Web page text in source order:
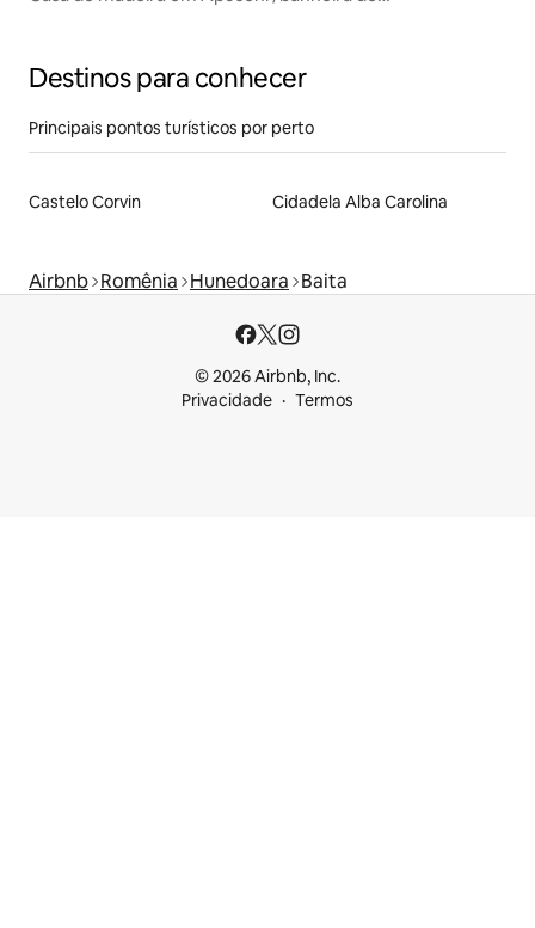
Destinos para conhecer
Principais pontos turísticos por perto
Castelo Corvin Cidadela Alba Carolina
Airbnb Romênia Hunedoara Baita
© 2026 Airbnb, Inc.
Privacidade
Termos